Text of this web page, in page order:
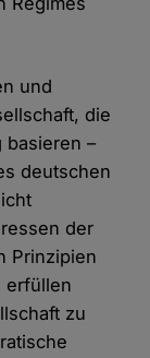
und
die
basieren –
deutschen
der
Prinzipien
erfüllen
zu